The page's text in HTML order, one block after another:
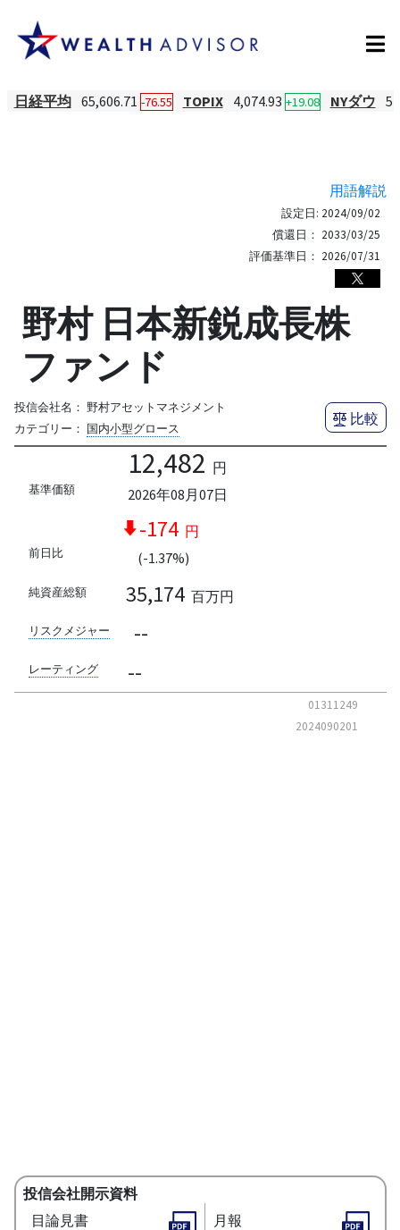
日経平均 65,606.71 -76.55 TOPIX 4,074.93 +19.08 NYダウ
用語解説
設定日: 2024/09/02
償還日： 2033/03/25
評価基準日： 2026/07/31
野村 日本新鋭成長株
ファンド
投信会社名： 野村アセットマネジメント
カテゴリー： 国内小型グロース
比較
基準価額
12,482 円
2026年08月07日
前日比
-174 円
(-1.37%)
純資産総額 35,174 百万円
リスクメジャー --
レーティング --
01311249
2024090201
投信会社開示資料
目論見書
月報